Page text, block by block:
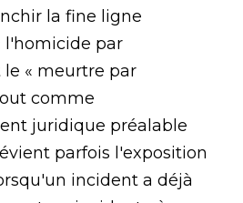
la fine ligne
l'homicide par
« meurtre par
comme
juridique préalable
parfois l'exposition
incident a déjà